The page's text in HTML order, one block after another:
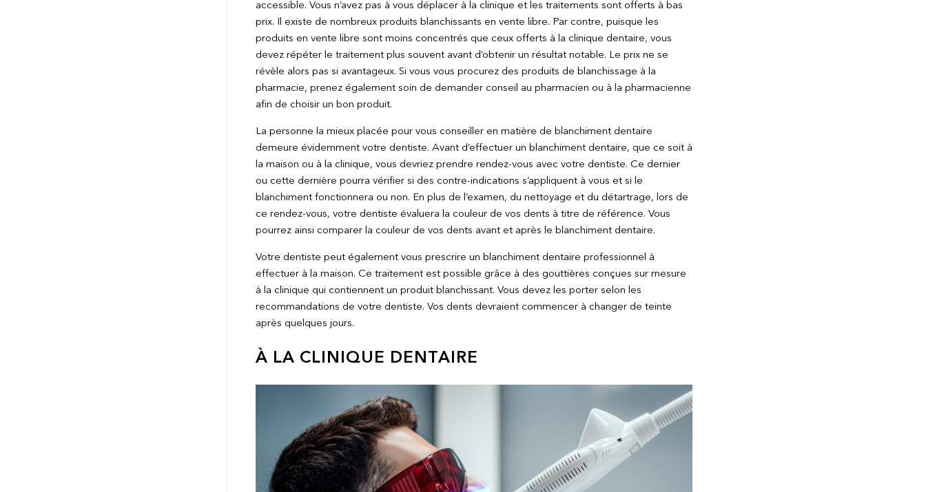
accessible. Vous n’avez pas à vous déplacer à la clinique et les traitements sont offerts à bas
prix. Il existe de nombreux produits blanchissants en vente libre. Par contre, puisque les
produits en vente libre sont moins concentrés que ceux offerts à la clinique dentaire, vous
devez répéter le traitement plus souvent avant d’obtenir un résultat notable. Le prix ne se
révèle alors pas si avantageux. Si vous vous procurez des produits de blanchissage à la
pharmacie, prenez également soin de demander conseil au pharmacien ou à la pharmacienne
afin de choisir un bon produit.
La personne la mieux placée pour vous conseiller en matière de blanchiment dentaire
demeure évidemment votre dentiste. Avant d’effectuer un blanchiment dentaire, que ce soit à
la maison ou à la clinique, vous devriez prendre rendez-vous avec votre dentiste. Ce dernier
ou cette dernière pourra vérifier si des contre-indications s’appliquent à vous et si le
blanchiment fonctionnera ou non. En plus de l’examen, du nettoyage et du détartrage, lors de
ce rendez-vous, votre dentiste évaluera la couleur de vos dents à titre de référence. Vous
pourrez ainsi comparer la couleur de vos dents avant et après le blanchiment dentaire.
Votre dentiste peut également vous prescrire un blanchiment dentaire professionnel à
effectuer à la maison. Ce traitement est possible grâce à des gouttières conçues sur mesure
à la clinique qui contiennent un produit blanchissant. Vous devez les porter selon les
recommandations de votre dentiste. Vos dents devraient commencer à changer de teinte
après quelques jours.
À LA CLINIQUE DENTAIRE